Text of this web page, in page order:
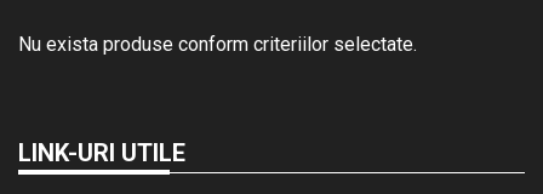
Nu exista produse conform criteriilor selectate.
LINK-URI UTILE